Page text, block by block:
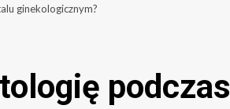
ginekologicznym?
podczas